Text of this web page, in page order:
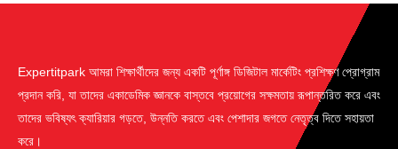
Expertitpark আমরা শিক্ষার্থীদের জন্য একটি পূর্ণাঙ্গ ডিজিটাল মার্কেটিং প্রশিক্ষণ প্রোগ্রাম
প্রদান করি, যা তাদের একাডেমিক জ্ঞানকে বাস্তবে প্রয়োগের সক্ষমতায় রূপান্তরিত করে এবং
তাদের ভবিষ্যৎ ক্যারিয়ার গড়তে, উন্নতি করতে এবং পেশাদার জগতে নেতৃত্ব দিতে সহায়তা
করে।